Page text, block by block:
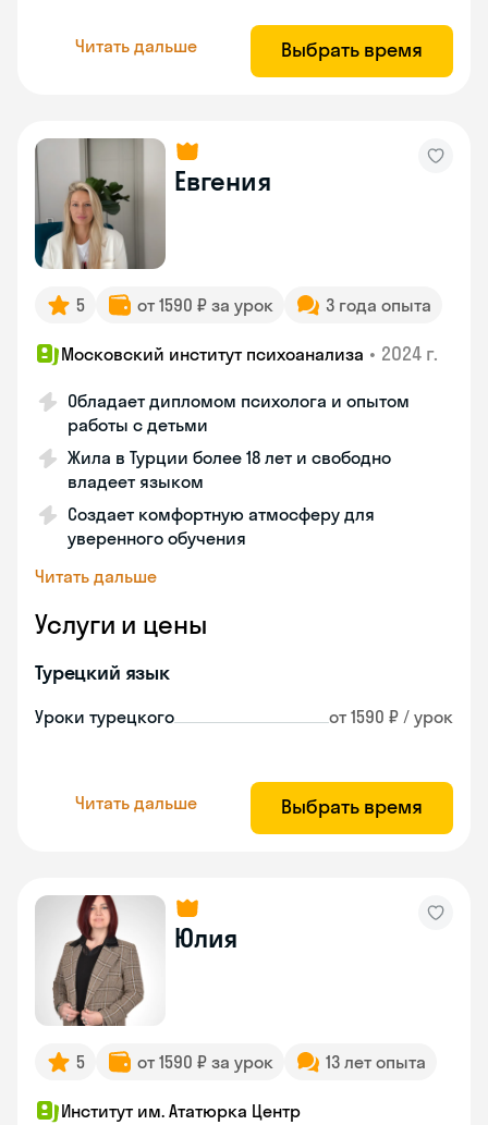
Читать дальше Выбрать время
Евгения
5 от 1590 ₽ за урок 3 года опыта
Московский институт психоанализа • 2024 г.
Обладает дипломом психолога и опытом
работы с детьми
Жила в Турции более 18 лет и свободно
владеет языком
Создает комфортную атмосферу для
уверенного обучения
Читать дальше
Услуги и цены
Турецкий язык
Уроки турецкого от 1590 ₽ / урок
Читать дальше Выбрать время
Юлия
5 от 1590 ₽ за урок 13 лет опыта
Институт им. Ататюрка Центр